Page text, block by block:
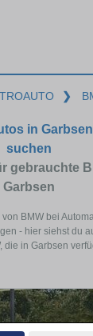
❯
in
suchen
gebrauchte
Garbsen
BMW bei
- hier siehst du
die in Garbsen